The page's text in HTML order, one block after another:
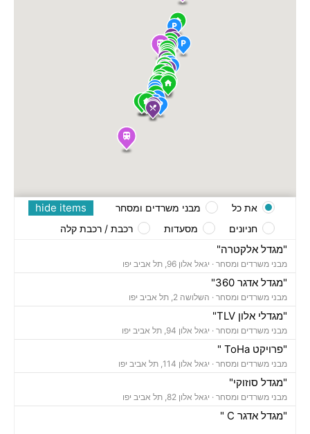
"מגדל אלקטרה"
מבני משרדים ומסחר · יגאל אלון 96, תל אביב יפו
"מגדל אדגר 360"
מבני משרדים ומסחר · השלושה 2, תל אביב יפו
"מגדלי אלון TLV"
מבני משרדים ומסחר · יגאל אלון 94, תל אביב יפו
"פרויקט ToHa "
מבני משרדים ומסחר · יגאל אלון 114, תל אביב יפו
"מגדל סוזוקי"
מבני משרדים ומסחר · יגאל אלון 82, תל אביב יפו
"מגדל אדגר C "
hide items את כל
מבני משרדים ומסחר
חניונים
מסעדות רכבת / רכבת קלה